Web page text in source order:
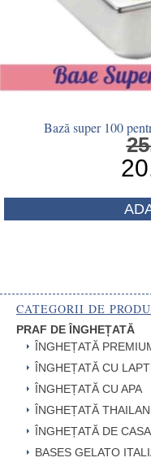
Bază super 100
CATEGORII DE
PRAF DE ÎNGHEȚATĂ
ÎNGHEȚATĂ
ÎNGHEȚATĂ CU
ÎNGHEȚATĂ CU APA
ÎNGHEȚATĂ
ÎNGHEȚATĂ DE CASA
BASES GELATO